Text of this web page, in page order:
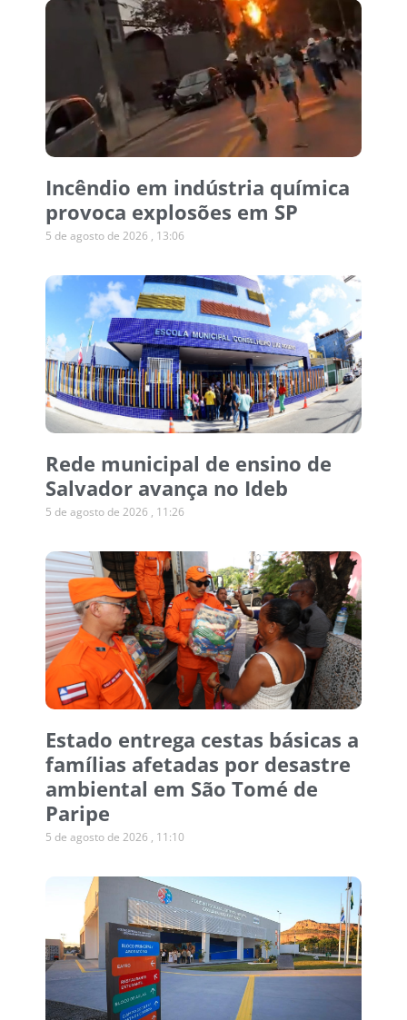
Incêndio em indústria química
provoca explosões em SP
5 de agosto de 2026 13:06
Rede municipal de ensino de
Salvador avança no Ideb
5 de agosto de 2026 11:26
Estado entrega cestas básicas a
famílias afetadas por desastre
ambiental em São Tomé de
Paripe
5 de agosto de 2026 11:10